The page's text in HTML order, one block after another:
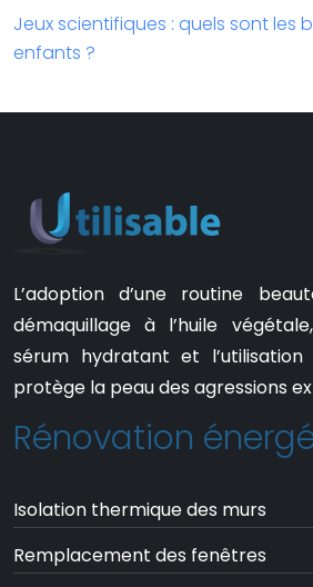
Jeux scientifiques : quels sont les
enfants ?
L’adoption d’une routine
démaquillage à l’huile
sérum hydratant et l’utilisation
protège la peau des agressions
Rénovation
Isolation thermique des murs
Remplacement des fenêtres